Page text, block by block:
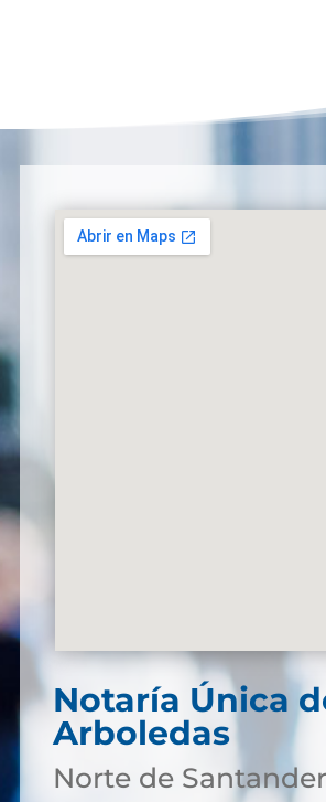
Notaría Única
Arboledas
Norte de Santander